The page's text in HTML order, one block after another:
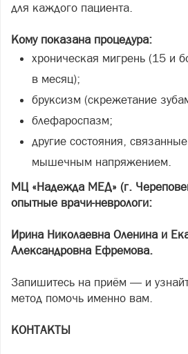
для каждого пациента.
Кому показана процедура:
хроническая мигрень (15 и
в месяц);
бруксизм (скрежетание
блефароспазм;
другие состояния,
мышечным напряжением.
МЦ «Надежда МЕД» (г.
опытные врачи-неврологи:
Ирина Николаевна Оленина и
Александровна Ефремова.
Запишитесь на приём — и
метод помочь именно вам.
КОНТАКТЫ